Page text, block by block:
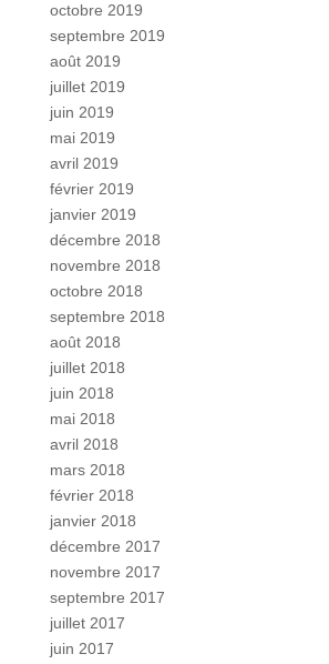
octobre 2019
septembre 2019
août 2019
juillet 2019
juin 2019
mai 2019
avril 2019
février 2019
janvier 2019
décembre 2018
novembre 2018
octobre 2018
septembre 2018
août 2018
juillet 2018
juin 2018
mai 2018
avril 2018
mars 2018
février 2018
janvier 2018
décembre 2017
novembre 2017
septembre 2017
juillet 2017
juin 2017